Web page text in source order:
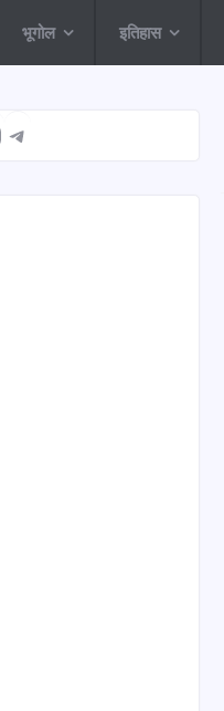
भूगोल इतिहास
Instagram